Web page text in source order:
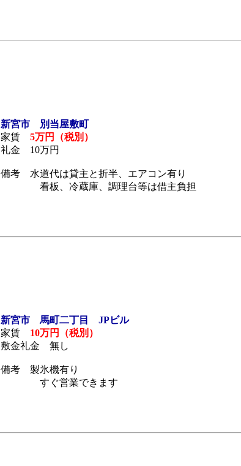
新宮市 別当屋敷町
家賃 5万円（税別）
礼金 10万円
備考 水道代は貸主と折半、エアコン有り
看板、冷蔵庫、調理台等は借主負担
新宮市 馬町二丁目 JPビル
家賃 10万円（税別）
敷金礼金 無し
備考 製氷機有り
すぐ営業できます